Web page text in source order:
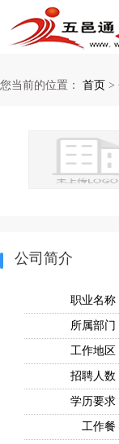
您当前的位置： 首页 >
公司简介
职业名称
所属部门
工作地区
招聘人数
学历要求
工作餐